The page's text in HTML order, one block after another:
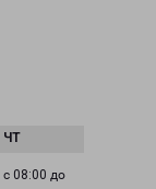
с 08:00 до